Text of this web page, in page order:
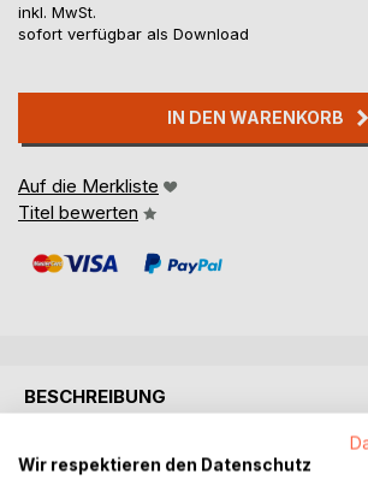
inkl. MwSt.
sofort verfügbar als Download
IN DEN WARENKORB
Auf die Merkliste
Titel bewerten
BESCHREIBUNG
Wienerisch zum Zerkugeln: Amouröse
Wir respektieren den Datenschutz